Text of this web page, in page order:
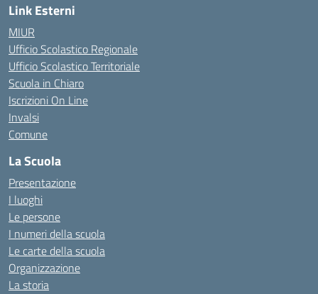
Link Esterni
MIUR
Ufficio Scolastico Regionale
Ufficio Scolastico Territoriale
Scuola in Chiaro
Iscrizioni On Line
Invalsi
Comune
La Scuola
Presentazione
I luoghi
Le persone
I numeri della scuola
Le carte della scuola
Organizzazione
La storia